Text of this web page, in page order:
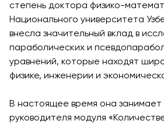
Cambridge
Dream
Подать
заявку и
принять
конкурсе
степень доктора физико-
Национального университета
внесла значительный вклад в
параболических и
уравнений, которые находят
физике, инженерии и
В настоящее время она
руководителя модуля